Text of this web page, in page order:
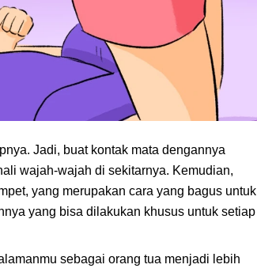
Jadi, buat kontak mata dengannya
wajah-wajah di sekitarnya. Kemudian,
yang merupakan cara yang bagus untuk
yang bisa dilakukan khusus untuk setiap
sebagai orang tua menjadi lebih